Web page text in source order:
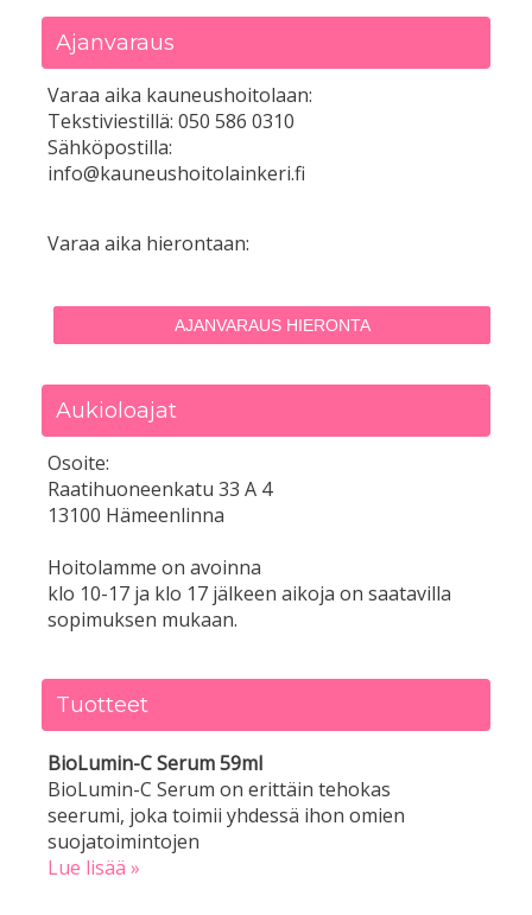
Ajanvaraus
Varaa aika kauneushoitolaan:
Tekstiviestillä: 050 586 0310
Sähköpostilla:
info@kauneushoitolainkeri.fi
Varaa aika hierontaan:
AJANVARAUS HIERONTA
Aukioloajat
Osoite:
Raatihuoneenkatu 33 A 4
13100 Hämeenlinna
Hoitolamme on avoinna
klo 10-17 ja klo 17 jälkeen aikoja on saatavilla
sopimuksen mukaan.
Tuotteet
BioLumin-C Serum 59ml
BioLumin-C Serum on erittäin tehokas
seerumi, joka toimii yhdessä ihon omien
suojatoimintojen
Lue lisää »